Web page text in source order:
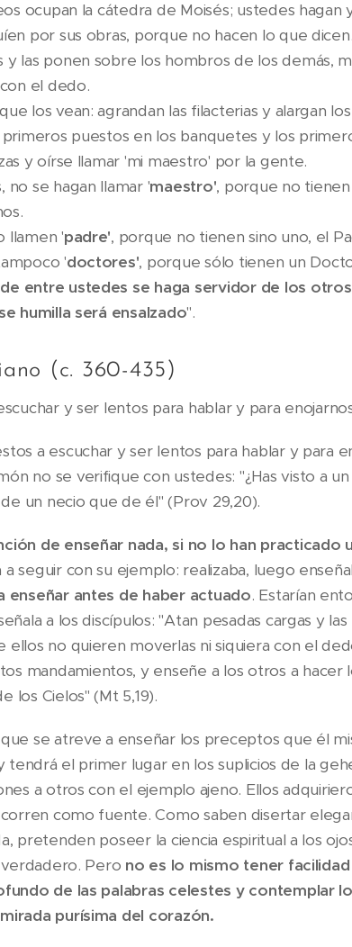
ocupan la cátedra de Moisés; ustedes
por sus obras, porque no hacen lo que dicen.
y las ponen sobre los hombros de los demás,
el dedo.
los vean: agrandan las filacterias y alargan
puestos en los banquetes y los
y oírse llamar 'mi maestro' por la gente.
no se hagan llamar 'maestro', porque no
llamen 'padre', porque no tienen sino uno, el
'doctores', porque sólo tienen un
entre ustedes se haga servidor de los
humilla será ensalzado".
(c. 360-435)
y ser lentos para hablar y para
a escuchar y ser lentos para hablar y para
no se verifique con ustedes: "¿Has visto a
un necio que de él" (Prov 29,20).
de enseñar nada, si no lo han practicado
seguir con su ejemplo: realizaba, luego
enseñar antes de haber actuado. Estarían
a los discípulos: "Atan pesadas cargas y
ellos no quieren moverlas ni siquiera con el
mandamientos, y enseñe a los otros a hacer
los Cielos" (Mt 5,19).
se atreve a enseñar los preceptos que él
tendrá el primer lugar en los suplicios de la
a otros con el ejemplo ajeno. Ellos
corren como fuente. Como saben disertar
pretenden poseer la ciencia espiritual a los
Pero no es lo mismo tener
de las palabras celestes y contemplar
purísima del corazón.